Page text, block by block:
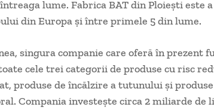
lume. Fabrica BAT din Ploiești este
din Europa și între primele 5 din lume.
singura companie care oferă în prezent
cele trei categorii de produse cu risc
produse de încălzire a tutunului și
Compania investește circa 2 miliarde de